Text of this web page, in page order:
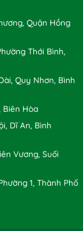
Quận Hồng
Thới Bình,
Quy Nhơn, Bình
Biên Hòa
Dĩ An, Bình
Vương, Suối
1, Thành Phố